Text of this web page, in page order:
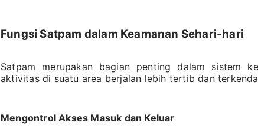
Fungsi Satpam dalam Keamanan Sehari-hari
Satpam merupakan bagian penting dalam sistem
aktivitas di suatu area berjalan lebih tertib dan
Mengontrol Akses Masuk dan Keluar